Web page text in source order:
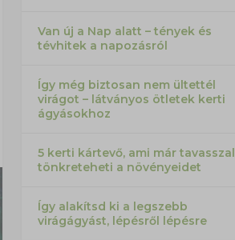
Van új a Nap alatt – tények és
tévhitek a napozásról
Így még biztosan nem ültettél
virágot – látványos ötletek kerti
ágyásokhoz
5 kerti kártevő, ami már tavasszal
tönkreteheti a növényeidet
Így alakítsd ki a legszebb
virágágyást, lépésről lépésre